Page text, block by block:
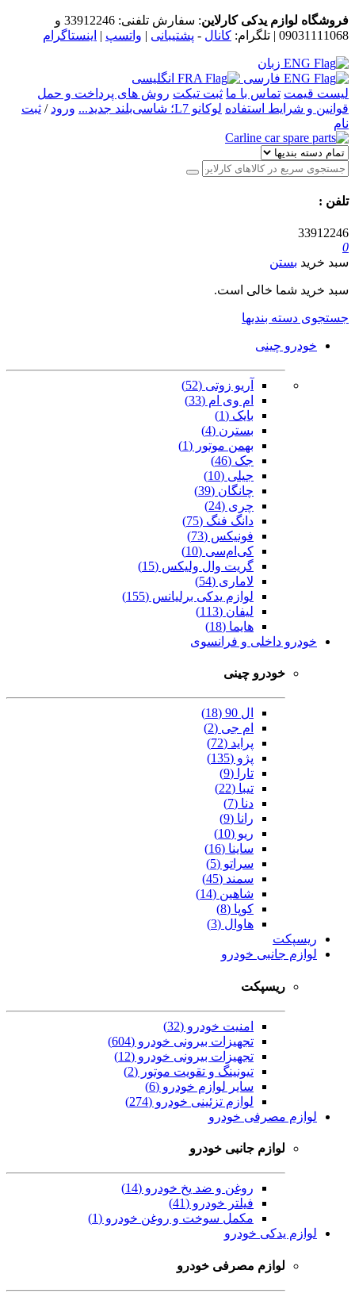
فروشگاه لوازم یدکی کارلاین: سفارش تلفنی: 33912246 و
09031111068 | تلگرام: کانال - پشتیبانی | واتسپ | اینستاگرام
زبان
فارسی
انگلیسی
لیست قیمت تماس با ما ثبت تیکت روش های پرداخت و حمل
قوانین و شرایط استفاده لوکانو L7؛ شاسی‌بلند جدید... ورود / ثبت
نام
تلفن :
33912246
0
سبد خرید بستن
سبد خرید شما خالی است.
جستجوی دسته بندیها
خودرو چینی
آریو زوتی (52)
ام وی ام (33)
بایک (1)
بسترن (4)
بهمن موتور (1)
جک (46)
جیلی (10)
چانگان (39)
چری (24)
دانگ فنگ (75)
فونیکس (73)
کی‌ام‌سی (10)
گریت وال ولیکس (15)
لاماری (54)
لوازم یدکی برلیانس (155)
لیفان (113)
هایما (18)
خودرو داخلی و فرانسوی
خودرو چینی
ال 90 (18)
ام جی (2)
پراید (72)
پژو (135)
تارا (9)
تیبا (22)
دنا (7)
رانا (9)
ریو (10)
ساینا (16)
سراتو (5)
سمند (45)
شاهین (14)
کوپا (8)
هاوال (3)
ریسپکت
لوازم جانبی خودرو
ریسپکت
امنیت خودرو (32)
تجهیزات بیرونی خودرو (604)
تجهیزات بیرونی خودرو (12)
تیونینگ و تقویت موتور (2)
سایر لوازم خودرو (6)
لوازم تزئینی خودرو (274)
لوازم مصرفی خودرو
لوازم جانبی خودرو
روغن و ضد یخ خودرو (14)
فیلتر خودرو (41)
مکمل سوخت و روغن خودرو (1)
لوازم یدکی خودرو
لوازم مصرفی خودرو